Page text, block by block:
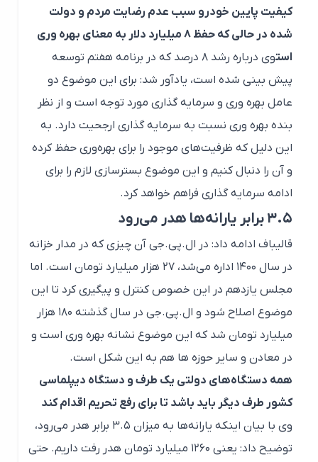
کیفیت پایین خودرو سبب عدم رضایت مردم و دولت
شده در حالی که حفظ ۸ میلیارد دلار به معنای بهره وری
وی درباره رشد ۸ درصد که در برنامه هفتم توسعه
پیش بینی شده است، یادآور شد: برای این موضوع دو
عامل بهره وری و سرمایه گذاری مورد توجه است و از نظر
بنده بهره وری نسبت به سرمایه گذاری ارجحیت دارد. به
این دلیل که ظرفیت‌های موجود را برای بهره‌وری حفظ کرده
و آن را دنبال کنیم و این موضوع بسترسازی لازم را برای
ادامه سرمایه گذاری فراهم خواهد کرد.
۳.۵ برابر یارانه‌ها هدر می‌رود
قالیباف ادامه داد: در ال.پی.جی آن چیزی که در مدار خزانه
در سال ۱۴۰۰ اداره می‌شد، ۲۷ هزار میلیارد تومان است. اما
مجلس یازدهم در این خصوص کنترل و پیگیری کرد تا این
موضوع اصلاح شود و ال.پی.جی در سال گذشته ۱۸۰ هزار
میلیارد تومان شد که این موضوع نشانه بهره وری است و
در معادن و سایر حوزه ها هم به این شکل است.
همه دستگاه‌های دولتی یک طرف و دستگاه دیپلماسی
کشور طرف دیگر باید باشد تا برای رفع تحریم اقدام کند
وی با بیان اینکه یارانه‌ها به میزان ۳.۵ برابر هدر می‌رود،
توضیح داد: یعنی ۱۲۶۰ میلیارد تومان هدر رفت داریم. حتی